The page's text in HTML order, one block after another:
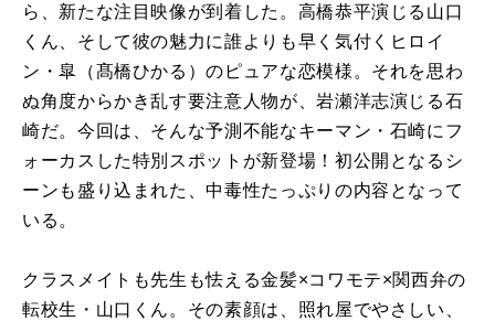
ら、新たな注目映像が到着した。高橋恭平演じる山口
くん、そして彼の魅力に誰よりも早く気付くヒロイ
ン・皐（髙橋ひかる）のピュアな恋模様。それを思わ
ぬ角度からかき乱す要注意人物が、岩瀬洋志演じる石
崎だ。今回は、そんな予測不能なキーマン・石崎にフ
ォーカスした特別スポットが新登場！初公開となるシ
ーンも盛り込まれた、中毒性たっぷりの内容となって
いる。
クラスメイトも先生も怯える金髪×コワモテ×関西弁の
転校生・山口くん。その素顔は、照れ屋でやさしい、